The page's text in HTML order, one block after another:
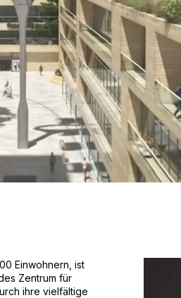
Einwohnern, ist
Zentrum für
ihre vielfältige